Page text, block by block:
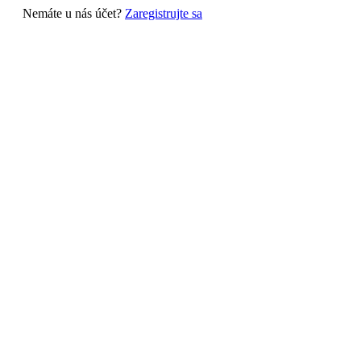
Nemáte u nás účet? Zaregistrujte sa